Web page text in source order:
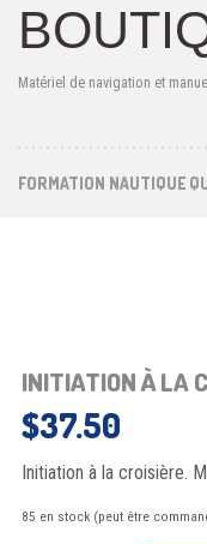
Matériel de navigation et
FORMATION NAUTIQUE
INITIATION À LA
$37.50
Initiation à la croisière.
85 en stock (peut être